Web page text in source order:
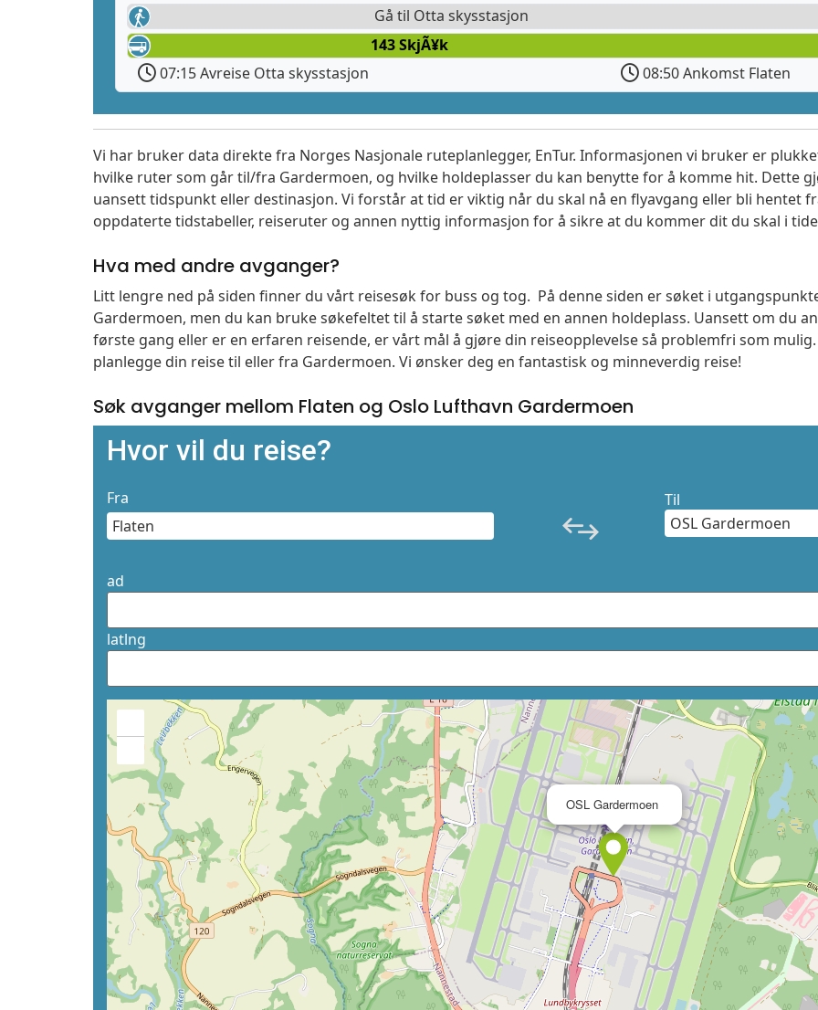
Gå til Otta skysstasjon
143 SkjÃ¥k
07:15 Avreise Otta skysstasjon
08:50 Ankomst Flaten
Vi har bruker data direkte fra Norges Nasjonale ruteplanlegger, EnTur. Informasjonen vi bruker er
hvilke ruter som går til/fra Gardermoen, og hvilke holdeplasser du kan benytte for å komme hit. Dette
uansett tidspunkt eller destinasjon. Vi forstår at tid er viktig når du skal nå en flyavgang eller bli hentet
oppdaterte tidstabeller, reiseruter og annen nyttig informasjon for å sikre at du kommer dit du skal i
Hva med andre avganger?
Litt lengre ned på siden finner du vårt reisesøk for buss og tog. På denne siden er søket i
Gardermoen, men du kan bruke søkefeltet til å starte søket med en annen holdeplass. Uansett om du
første gang eller er en erfaren reisende, er vårt mål å gjøre din reiseopplevelse så problemfri som
planlegge din reise til eller fra Gardermoen. Vi ønsker deg en fantastisk og minneverdig reise!
Søk avganger mellom Flaten og Oslo Lufthavn Gardermoen
Hvor vil du reise?
Fra Til
ad
latlng
OSL Gardermoen